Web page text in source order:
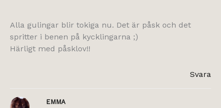
Alla gulingar blir tokiga nu. Det är påsk och det
spritter i benen på kycklingarna ;)
Härligt med påsklov!!
Svara
EMMA